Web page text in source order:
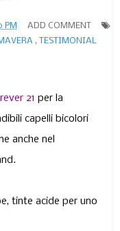
PM
ADD COMMENT
, TESTIMONIAL
21 per la
capelli bicolori
anche nel
tinte acide per uno